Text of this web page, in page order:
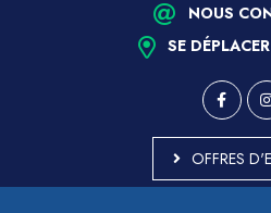
NOUS
SE
OFFRES